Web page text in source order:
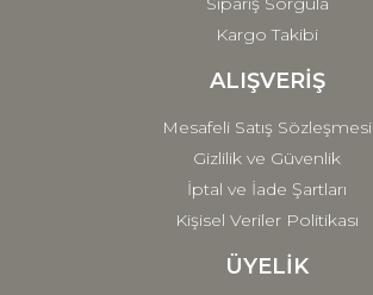
Gönder
Kargo Takibi
ALIŞVERİŞ
Mesafeli Satış Sözleşmesi
Gizlilik ve Güvenlik
İptal ve İade Şartları
Kişisel Veriler Politikası
ÜYELİK